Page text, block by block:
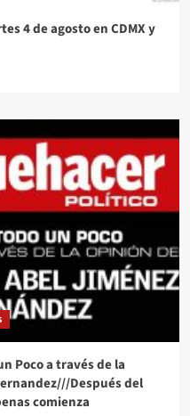
4 de agosto en CDMX y
Poco a través de la
Después del
comienza